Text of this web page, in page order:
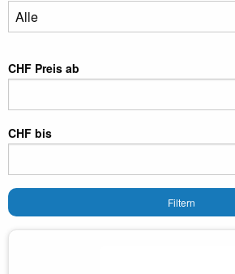
CHF Preis ab
CHF bis
Filtern